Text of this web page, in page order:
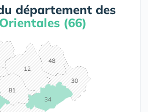
département des
(66)
12
30
34
48
81